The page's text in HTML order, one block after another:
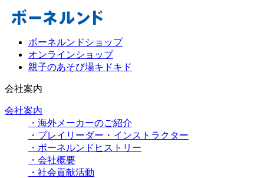
ボーネルンドショップ
オンラインショップ
親子のあそび場キドキド
会社案内
会社案内
・海外メーカーのご紹介
・プレイリーダー・インストラクター
・ボーネルンドヒストリー
・会社概要
・社会貢献活動